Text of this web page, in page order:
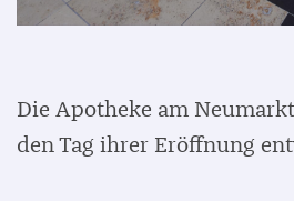
Die Apotheke am
den Tag ihrer Eröffnung